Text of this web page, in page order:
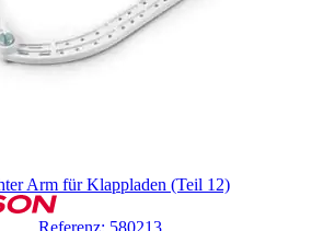
Arm für Klappladen (Teil 12)
Referenz: 580213